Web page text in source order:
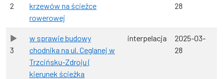
2
krzewów na ścieżce
rowerowej
28
3
w sprawie budowy
chodnika na ul. Ceglanej w
Trzcińsku-Zdroju (
kierunek ścieżka
interpelacja
2025-03-
28